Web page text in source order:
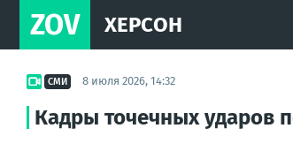
ZOV ХЕРСОН
СМИ 8 июля 2026, 14:32
Кадры точечных ударов